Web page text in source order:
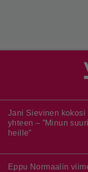
Jani Sievinen kokosi
yhteen – ”Minun
heille”
Eppu Normaalin